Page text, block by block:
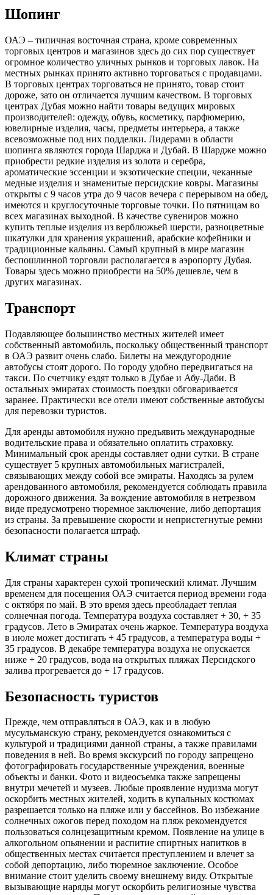
Шопинг
ОАЭ – типичная восточная страна, кроме современных
торговых центров и магазинов здесь до сих пор существует
огромное количество уличных рынков и торговых лавок. На
местных рынках принято активно торговаться с продавцами.
В торговых центрах торговаться не принято, товар стоит
дороже, зато он отличается лучшим качеством. В торговых
центрах Дубая можно найти товары ведущих мировых
производителей: одежду, обувь, косметику, парфюмерию,
ювелирные изделия, часы, предметы интерьера, а также
всевозможные под них подделки. Лидерами в области
шопинга являются города Шарджа и Дубай. В Шардже можно
приобрести редкие изделия из золота и серебра,
ароматические эссенции и экзотические специи, чеканные
медные изделия и знаменитые персидские ковры. Магазины
открыты с 9 часов утра до 9 часов вечера с перерывом на обед,
имеются и круглосуточные торговые точки. По пятницам во
всех магазинах выходной. В качестве сувениров можно
купить теплые изделия из верблюжьей шерсти, разноцветные
шкатулки для хранения украшений, арабские кофейники и
традиционные кальяны. Самый крупный в мире магазин
беспошлинной торговли располагается в аэропорту Дубая.
Товары здесь можно приобрести на 50% дешевле, чем в
других магазинах.
Транспорт
Подавляющее большинство местных жителей имеет
собственный автомобиль, поскольку общественный транспорт
в ОАЭ развит очень слабо. Билеты на междугородние
автобусы стоят дорого. По городу удобно передвигаться на
такси. По счетчику ездят только в Дубае и Абу-Даби. В
остальных эмиратах стоимость поездки обговаривается
заранее. Практически все отели имеют собственные автобусы
для перевозки туристов.
Для аренды автомобиля нужно предъявить международные
водительские права и обязательно оплатить страховку.
Минимальный срок аренды составляет одни сутки. В стране
существует 5 крупных автомобильных магистралей,
связывающих между собой все эмираты. Находясь за рулем
арендованного автомобиля, рекомендуется соблюдать правила
дорожного движения. За вождение автомобиля в нетрезвом
виде предусмотрено тюремное заключение, либо депортация
из страны. За превышение скорости и непристегнутые ремни
безопасности полагается штраф.
Климат страны
Для страны характерен сухой тропический климат. Лучшим
временем для посещения ОАЭ считается период времени года
с октября по май. В это время здесь преобладает теплая
солнечная погода. Температура воздуха составляет + 30, + 35
градусов. Лето в Эмиратах очень жаркое. Температура воздуха
в июле может достигать + 45 градусов, а температура воды +
35 градусов. В декабре температура воздуха не опускается
ниже + 20 градусов, вода на открытых пляжах Персидского
залива прогревается до + 17 градусов.
Безопасность туристов
Прежде, чем отправляться в ОАЭ, как и в любую
мусульманскую страну, рекомендуется ознакомиться с
культурой и традициями данной страны, а также правилами
поведения в ней. Во время экскурсий по городу запрещено
фотографировать государственные учреждения, военные
объекты и банки. Фото и видеосъемка также запрещены
внутри мечетей и музеев. Любые проявление нудизма могут
оскорбить местных жителей, ходить в купальных костюмах
разрешается только на пляже или у бассейнов. Во избежание
солнечных ожогов перед походом на пляж рекомендуется
пользоваться солнцезащитным кремом. Появление на улице в
алкогольном опьянении и распитие спиртных напитков в
общественных местах считается преступлением и влечет за
собой депортацию, либо тюремное заключение. Особое
внимание стоит уделить своему внешнему виду. Открытые
вызывающие наряды могут оскорбить религиозные чувства